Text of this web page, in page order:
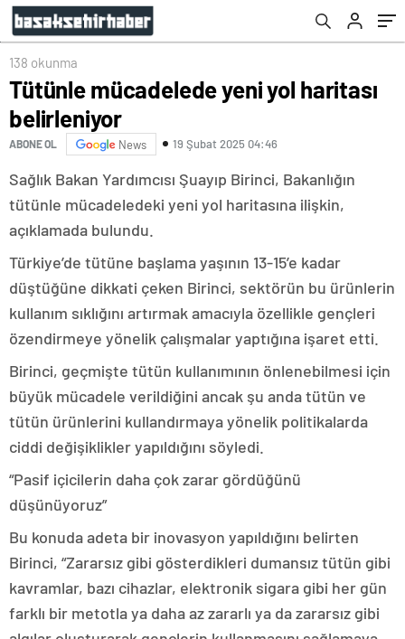
138 okunma
Tütünle mücadelede yeni yol haritası
belirleniyor
ABONE OL News 19 Şubat 2025 04:46
Sağlık Bakan Yardımcısı Şuayıp Birinci, Bakanlığın
tütünle mücadeledeki yeni yol haritasına ilişkin,
açıklamada bulundu.
Türkiye’de tütüne başlama yaşının 13-15’e kadar
düştüğüne dikkati çeken Birinci, sektörün bu ürünlerin
kullanım sıklığını artırmak amacıyla özellikle gençleri
özendirmeye yönelik çalışmalar yaptığına işaret etti.
Birinci, geçmişte tütün kullanımının önlenebilmesi için
büyük mücadele verildiğini ancak şu anda tütün ve
tütün ürünlerini kullandırmaya yönelik politikalarda
ciddi değişiklikler yapıldığını söyledi.
“Pasif içicilerin daha çok zarar gördüğünü
düşünüyoruz”
Bu konuda adeta bir inovasyon yapıldığını belirten
Birinci, “Zararsız gibi gösterdikleri dumansız tütün gibi
kavramlar, bazı cihazlar, elektronik sigara gibi her gün
farklı bir metotla ya daha az zararlı ya da zararsız gibi